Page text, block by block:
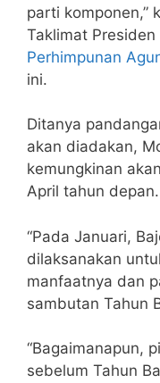
parti komponen,”
Taklimat
Perhimpunan
ini.
Ditanya
akan diadakan,
kemungkinan
April tahun depan.
“Pada Januari,
dilaksanakan
manfaatnya dan
sambutan Tahun
“Bagaimanapun,
sebelum Tahun